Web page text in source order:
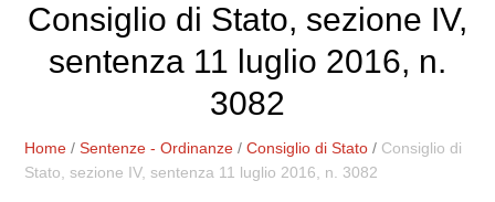
Consiglio di Stato, sezione IV,
sentenza 11 luglio 2016, n.
3082
Home /Sentenze - Ordinanze /Consiglio di Stato / Consiglio di
Stato, sezione IV, sentenza 11 luglio 2016, n. 3082